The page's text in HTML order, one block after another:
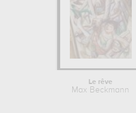
Le rêve
Max Beckmann